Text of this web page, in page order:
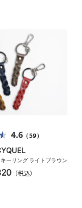
4.6（59）
ーリング ライトブラウン
（税込）